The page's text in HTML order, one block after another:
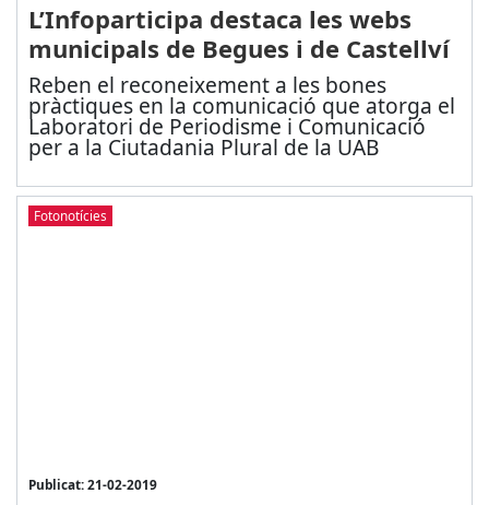
L’Infoparticipa destaca les webs
municipals de Begues i de Castellví
Reben el reconeixement a les bones
pràctiques en la comunicació que atorga el
Laboratori de Periodisme i Comunicació
per a la Ciutadania Plural de la UAB
Fotonotícies
Publicat: 21-02-2019